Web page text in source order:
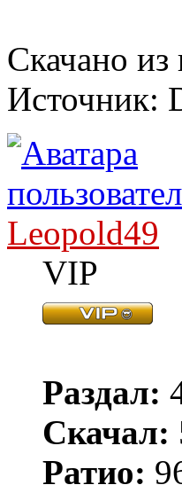
Скачано из
Источник:
Leopold49
VIP
Раздал:
Скачал:
Ратио: